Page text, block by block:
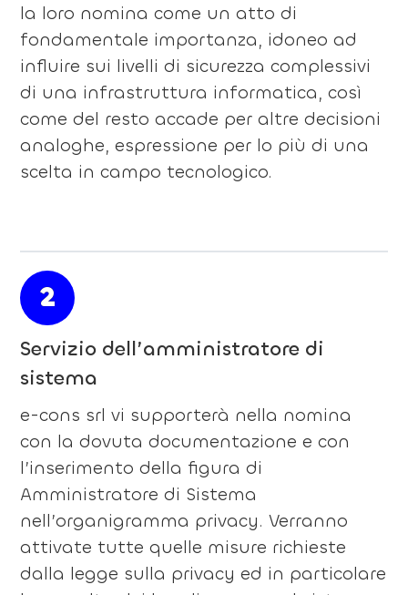
la loro nomina come un atto di
fondamentale importanza, idoneo ad
influire sui livelli di sicurezza complessivi
di una infrastruttura informatica, così
come del resto accade per altre decisioni
analoghe, espressione per lo più di una
scelta in campo tecnologico.
2
Servizio dell’amministratore di
sistema
e-cons srl vi supporterà nella nomina
con la dovuta documentazione e con
l’inserimento della figura di
Amministratore di Sistema
nell’organigramma privacy. Verranno
attivate tutte quelle misure richieste
dalla legge sulla privacy ed in particolare